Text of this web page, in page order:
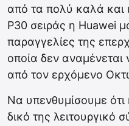
από τα πολύ καλά και
P30 σειράς η Huawei
παραγγελίες της
οποία δεν
από τον ερχόμενο
Να υπενθυμίσουμε ότι
δικό της λειτουργικό